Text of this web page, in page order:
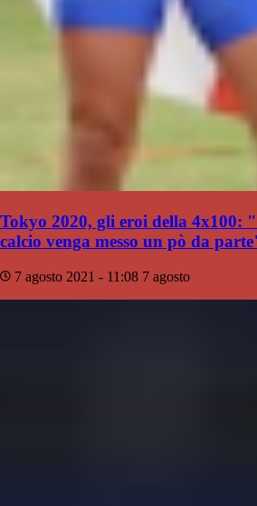
Tokyo 2020, gli eroi della 4x100:
calcio venga messo un pò da
7 agosto 2021 - 11:08 7 agosto